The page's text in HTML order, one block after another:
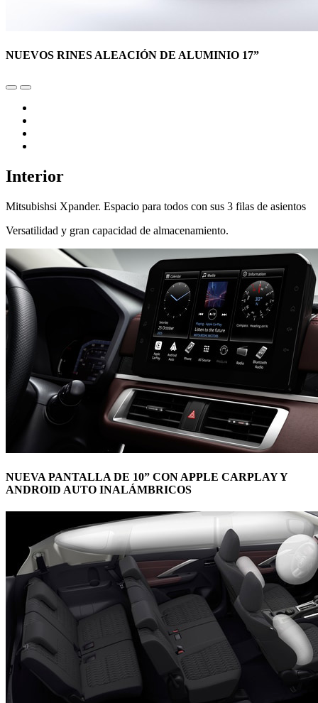
NUEVOS RINES ALEACIÓN DE ALUMINIO 17”
Interior
Mitsubishsi Xpander. Espacio para todos con sus 3 filas de asientos
Versatilidad y gran capacidad de almacenamiento.
NUEVA PANTALLA DE 10” CON APPLE CARPLAY Y
ANDROID AUTO INALÁMBRICOS